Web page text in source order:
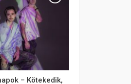
– Kötekedik,